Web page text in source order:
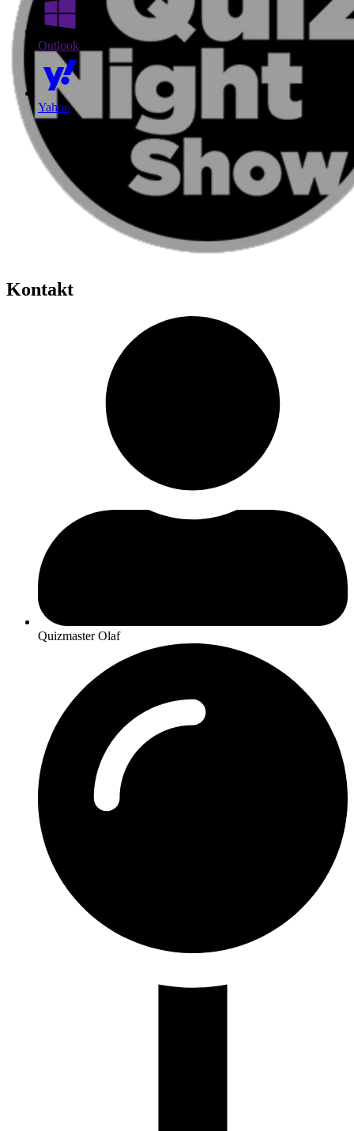
Outlook
Yahoo
Kontakt
Quizmaster Olaf